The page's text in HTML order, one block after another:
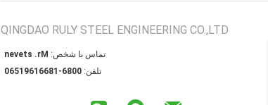
QINGDAO RULY STEEL ENGINEERING CO.,LTD
تماس با شخص: Mr. steven
تلفن: 0086-18661691560